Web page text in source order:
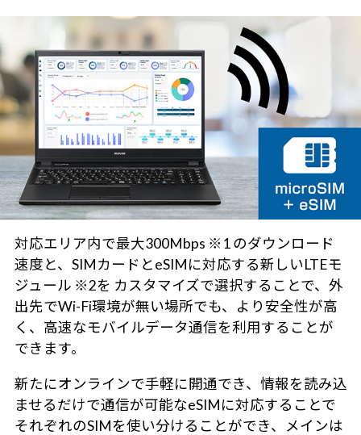
対応エリア内で最大300Mbps ※1 のダウンロード
速度と、SIMカードとeSIMに対応する新しいLTEモ
ジュール ※2を カスタマイズで選択することで、外
出先でWi-Fi環境が無い場所でも、より安全性が高
く、高速なモバイルデータ通信を利用することが
できます。
新たにオンラインで手軽に開通でき、情報を読み込
ませるだけで通信が可能なeSIMに対応することで
それぞれのSIMを使い分けることができ、メインは